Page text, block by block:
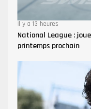
Il y a 13 heures
National League :
printemps prochain